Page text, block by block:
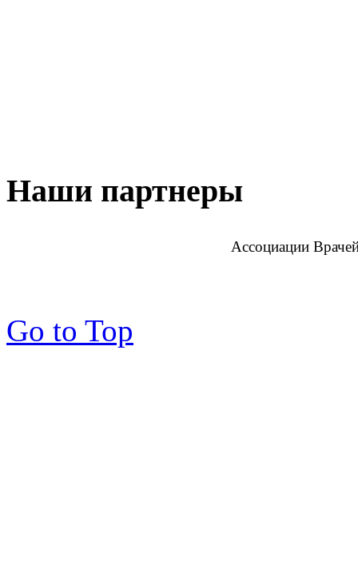
Наши партнеры
Ассоциации
Go to Top